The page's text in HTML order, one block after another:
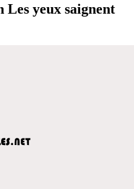
Les yeux saignent